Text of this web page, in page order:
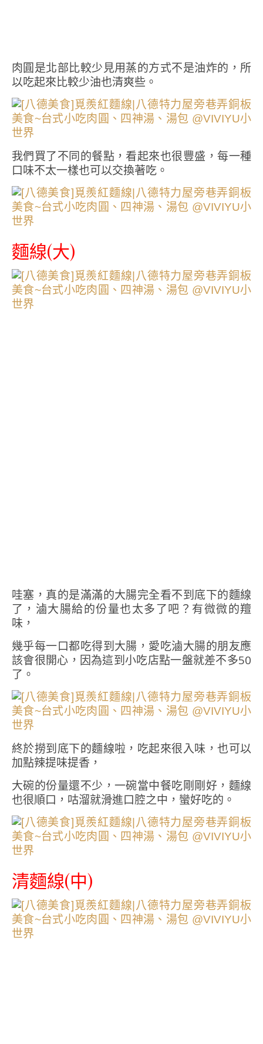
肉圓是北部比較少見用蒸的方式不是油炸的，所
以吃起來比較少油也清爽些。
我們買了不同的餐點，看起來也很豐盛，每一種
口味不太一樣也可以交換著吃。
麵線(大)
哇塞，真的是滿滿的大腸完全看不到底下的麵線
了，滷大腸給的份量也太多了吧？有微微的羶
味，
幾乎每一口都吃得到大腸，愛吃滷大腸的朋友應
該會很開心，因為這到小吃店點一盤就差不多50
了。
終於撈到底下的麵線啦，吃起來很入味，也可以
加點辣提味提香，
大碗的份量還不少，一碗當中餐吃剛剛好，麵線
也很順口，咕溜就滑進口腔之中，蠻好吃的。
清麵線(中)